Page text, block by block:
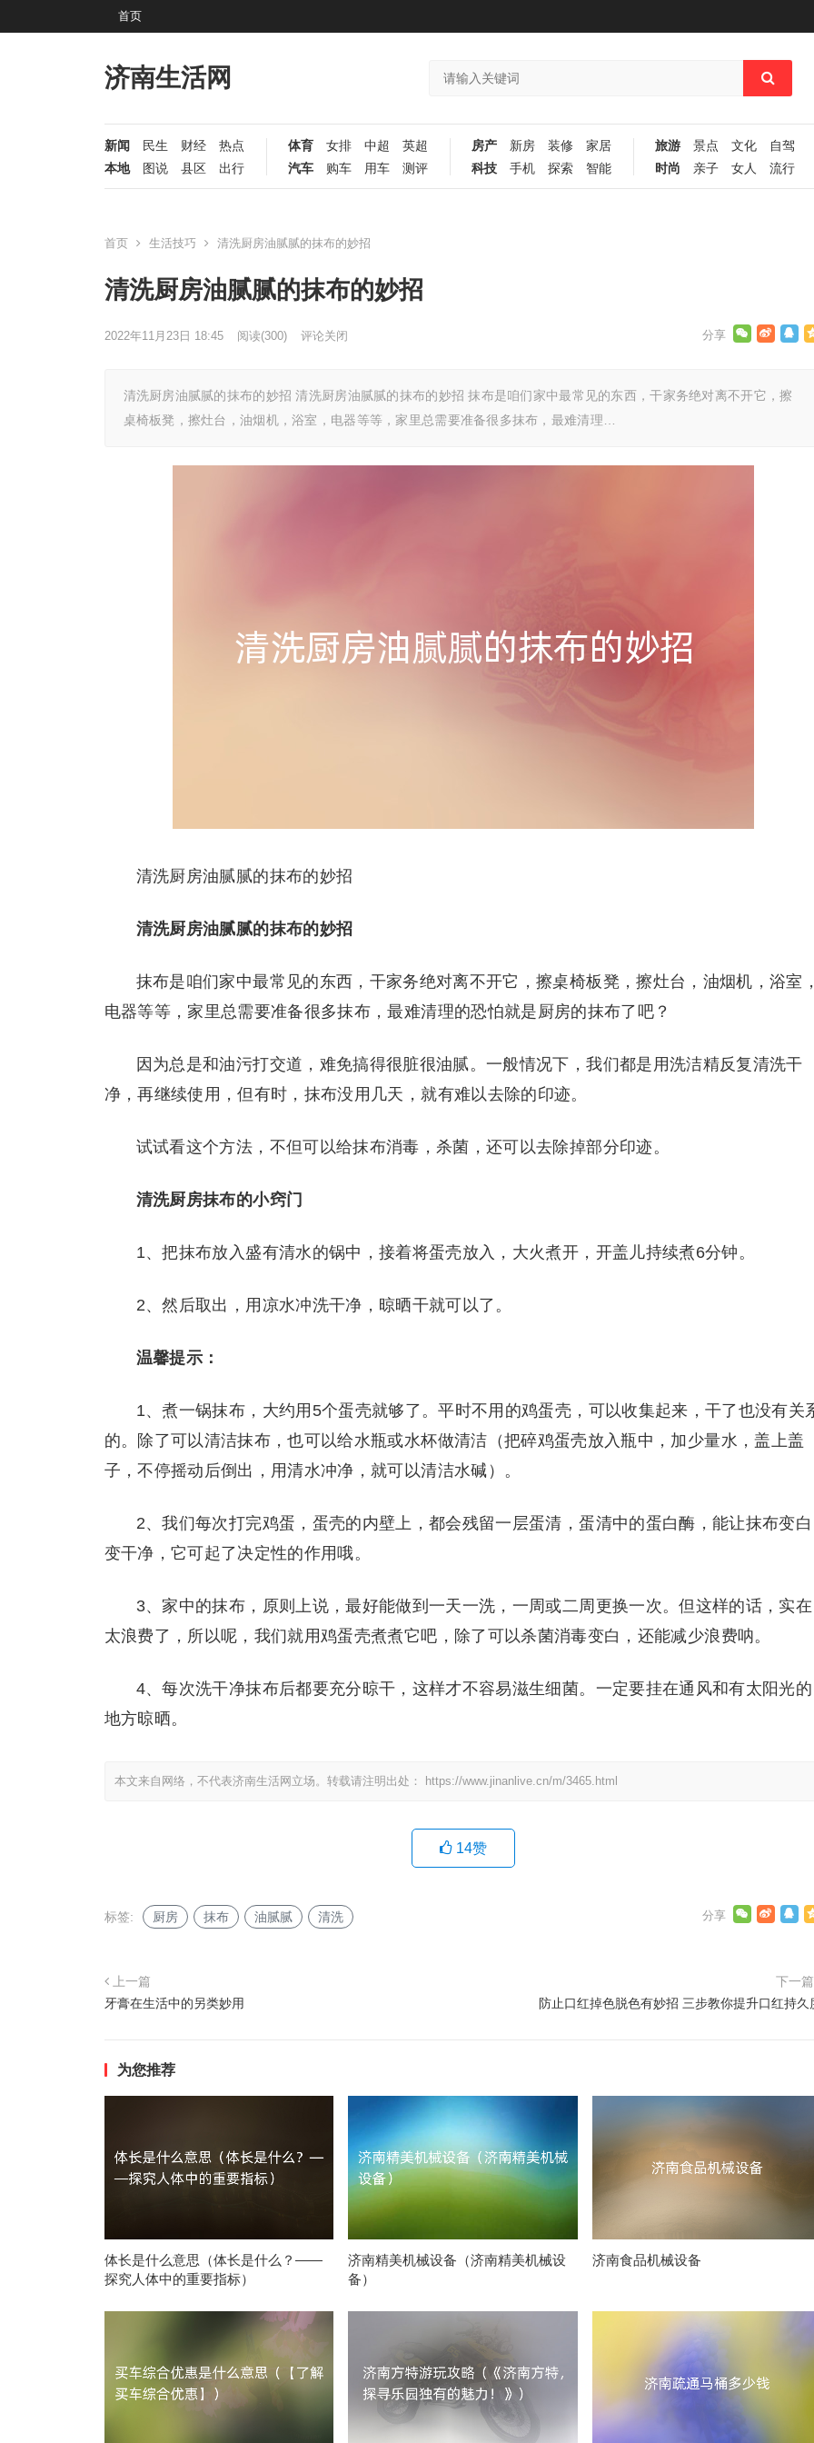
首页
济南生活网
新闻 民生 财经
热点
本地
图说 县区 出行
体育 女排 中超
英超
汽车
购车 用车 测评
房产 新房 装修
家居
科技
手机 探索 智能
旅游 景点 文化
自驾
时尚
亲子 女人 流行
首页 生活技巧 清洗厨房油腻腻的抹布的妙招
清洗厨房油腻腻的抹布的妙招
2022年11月23日 18:45 阅读(300) 评论关闭
清洗厨房油腻腻的抹布的妙招 清洗厨房油腻腻的抹布的妙招 抹布是咱们家中最常见的东西，干家务绝对离不开它，擦
桌椅板凳，擦灶台，油烟机，浴室，电器等等，家里总需要准备很多抹布，最难清理…
清洗厨房油腻腻的抹布的妙招
清洗厨房油腻腻的抹布的妙招
抹布是咱们家中最常见的东西，干家务绝对离不开它，擦桌椅板凳，擦灶台，油烟机，浴室
电器等等，家里总需要准备很多抹布，最难清理的恐怕就是厨房的抹布了吧？
因为总是和油污打交道，难免搞得很脏很油腻。一般情况下，我们都是用洗洁精反复清洗干
净，再继续使用，但有时，抹布没用几天，就有难以去除的印迹。
试试看这个方法，不但可以给抹布消毒，杀菌，还可以去除掉部分印迹。
清洗厨房抹布的小窍门
1、把抹布放入盛有清水的锅中，接着将蛋壳放入，大火煮开，开盖儿持续煮6分钟。
2、然后取出，用凉水冲洗干净，晾晒干就可以了。
温馨提示：
1、煮一锅抹布，大约用5个蛋壳就够了。平时不用的鸡蛋壳，可以收集起来，干了也没有关
的。除了可以清洁抹布，也可以给水瓶或水杯做清洁（把碎鸡蛋壳放入瓶中，加少量水，盖上盖
子，不停摇动后倒出，用清水冲净，就可以清洁水碱）。
2、我们每次打完鸡蛋，蛋壳的内壁上，都会残留一层蛋清，蛋清中的蛋白酶，能让抹布变白
变干净，它可起了决定性的作用哦。
3、家中的抹布，原则上说，最好能做到一天一洗，一周或二周更换一次。但这样的话，实在
太浪费了，所以呢，我们就用鸡蛋壳煮煮它吧，除了可以杀菌消毒变白，还能减少浪费呐。
4、每次洗干净抹布后都要充分晾干，这样才不容易滋生细菌。一定要挂在通风和有太阳光的
地方晾晒。
本文来自网络，不代表济南生活网立场。转载请注明出处： https://www.jinanlive.cn/m/3465.html
14赞
标签: 厨房 抹布 油腻腻 清洗
上一篇
牙膏在生活中的另类妙用
下一
防止口红掉色脱色有妙招 三步教你提升口红持久
为您推荐
体长是什么意思（体长是什么？——
探究人体中的重要指标）
济南精美机械设备（济南精美机械设
备）
济南食品机械设备